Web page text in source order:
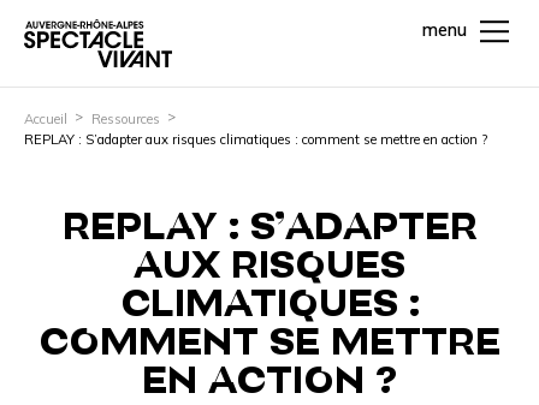
menu
Accueil
Ressources
REPLAY : S’adapter aux risques climatiques : comment se mettre en action ?
REPLAY : S’ADAPTER
AUX RISQUES
CLIMATIQUES :
COMMENT SE METTRE
EN ACTION ?